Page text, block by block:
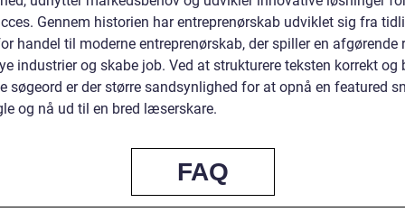
Gennem historien har entreprenørskab udviklet sig fra
handel til moderne entreprenørskab, der spiller en afgørende
industrier og skabe job. Ved at strukturere teksten korrekt og
søgeord er der større sandsynlighed for at opnå en featured
og nå ud til en bred læserskare.
FAQ